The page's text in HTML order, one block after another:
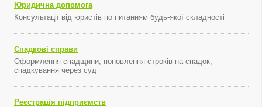
Юридична допомога
Консультації від юристів по питанням будь-якої складності
Спадкові справи
Оформлення спадщини, поновлення строків на спадок,
спадкування через суд
Реєстрація підприємств